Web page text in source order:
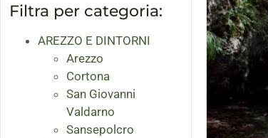
Filtra per categoria:
AREZZO E DINTORNI
Arezzo
Cortona
San Giovanni
Valdarno
Sansepolcro